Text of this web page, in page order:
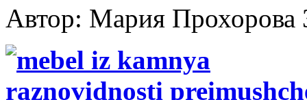
Автор: Мария Прохорова